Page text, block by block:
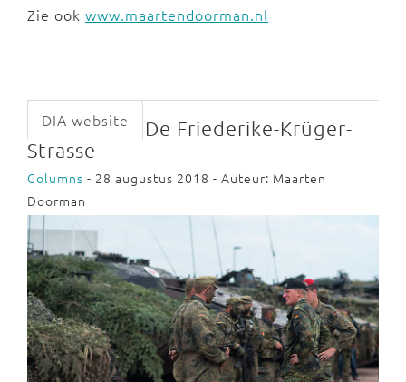
Zie ook www.maartendoorman.nl
DIA website
De Friederike-Krüger-
Strasse
Columns - 28 augustus 2018 - Auteur: Maarten
Doorman